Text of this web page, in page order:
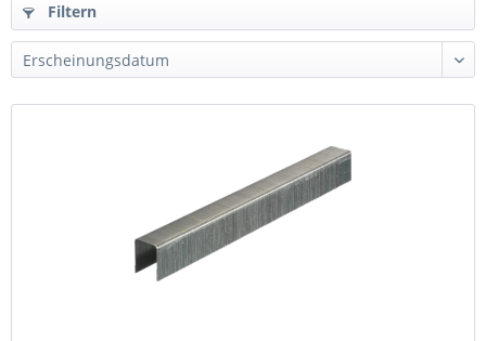
Filtern